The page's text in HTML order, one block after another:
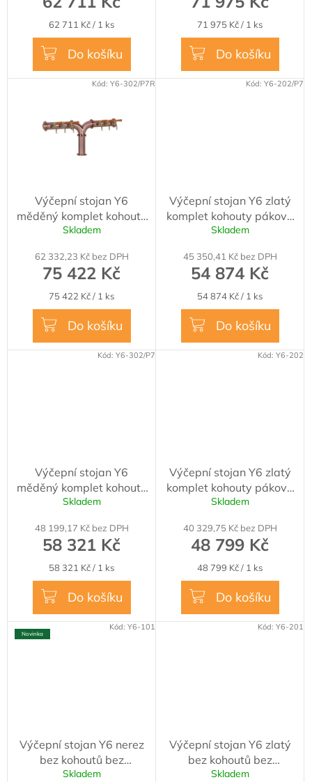
Měrná
cena:
62 711 Kč / 1 ks
Do košíku
Měrná
cena:
71 975 Kč / 1 ks
Do košíku
Výčepní stojan Y6
měděný komplet kohouty
kulové ROYAL medailony
dochlazení kohoutů
Skladem
62 332,23 Kč bez DPH
75 422 Kč
Měrná
cena:
75 422 Kč / 1 ks
Do košíku
Kód: Y6-302/P7R
Výčepní stojan Y6 zlatý
komplet kohouty pákové
medailony LED čelní
Skladem
45 350,41 Kč bez DPH
54 874 Kč
Měrná
cena:
54 874 Kč / 1 ks
Do košíku
Kód: Y6-202/P7
Výčepní stojan Y6
měděný komplet kohouty
pákové medailony LED
kohoutů
Skladem
48 199,17 Kč bez DPH
58 321 Kč
Měrná
cena:
58 321 Kč / 1 ks
Do košíku
Kód: Y6-302/P7
Výčepní stojan Y6 zlatý
komplet kohouty pákové
medailony přímé
Skladem
40 329,75 Kč bez DPH
48 799 Kč
Měrná
cena:
48 799 Kč / 1 ks
Do košíku
Kód: Y6-202
Novinka
Výčepní stojan Y6 nerez
bez kohoutů bez
medailonů přímé
Skladem
Kód: Y6-101
Výčepní stojan Y6 zlatý
bez kohoutů bez
medailonů přímé
Skladem
Kód: Y6-201